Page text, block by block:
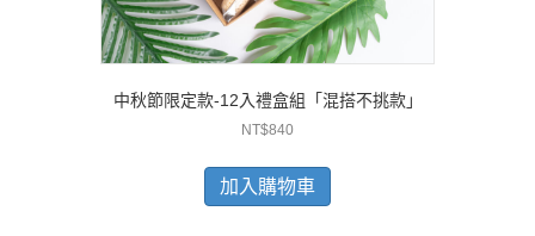
中秋節限定款-12入禮盒組「混搭不挑款」
NT$840
加入購物車